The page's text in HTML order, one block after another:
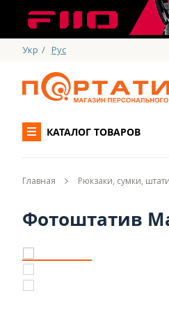
Укр / Рус
КАТАЛОГ ТОВАРОВ
Главная Рюкзаки, сумки,
Фотоштатив